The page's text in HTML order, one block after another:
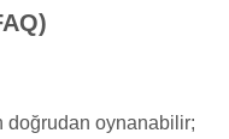
doğrudan oynanabilir;